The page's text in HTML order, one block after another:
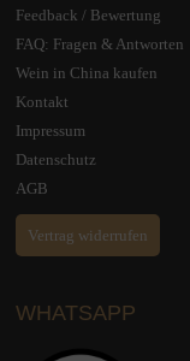
Feedback / Bewertung
FAQ: Fragen & Antworten
Wein in China kaufen
Kontakt
Impressum
Datenschutz
AGB
Vertrag widerrufen
WHATSAPP